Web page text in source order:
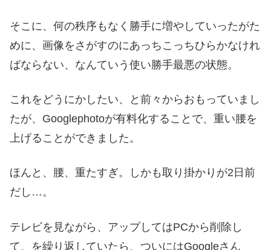
そこに、何の秩序もなく勝手に増やしていったがた
めに、画像をさがすのにあっちこっちひらかなけれ
ばならない、なんていう使い勝手最悪の状態。
これをどうにかしたい、と前々からおもっていまし
たが、Googlephotoが有料化することで、重い腰を
上げることができました。
ほんと、腰、重たすぎ。しかも取り掛かりが2日前
だし…。
テレビを見ながら、アップしてはPCから削除し
て、を繰り返していたら、ついにはGoogleさん